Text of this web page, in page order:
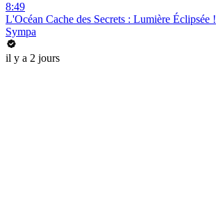
8:49
L'Océan Cache des Secrets : Lumière Éclipsée !
Sympa
il y a 2 jours